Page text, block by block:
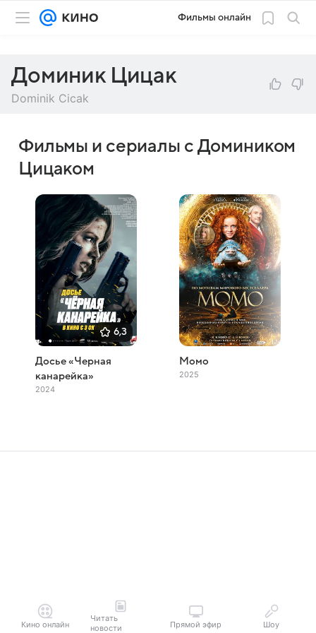
Фильмы онлайн
Доминик Цицак
Dominik Cicak
Фильмы и сериалы с Домиником
Цицаком
6,3
Досье «Черная
канарейка»
2024
Момо
2025
Кино онлайн
Читать
новости
Прямой эфир Шоу